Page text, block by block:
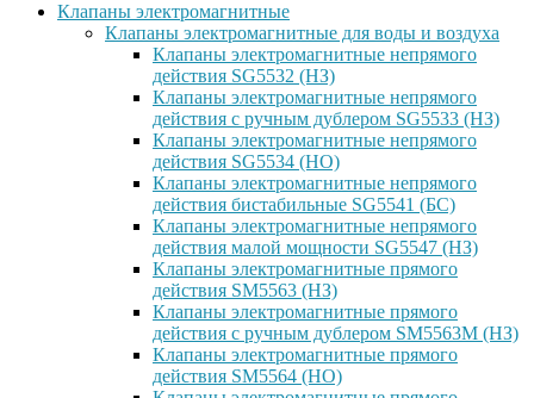
Клапаны электромагнитные
Клапаны электромагнитные для воды и воздуха
Клапаны электромагнитные непрямого
действия SG5532 (НЗ)
Клапаны электромагнитные непрямого
действия с ручным дублером SG5533 (НЗ)
Клапаны электромагнитные непрямого
действия SG5534 (НО)
Клапаны электромагнитные непрямого
действия бистабильные SG5541 (БС)
Клапаны электромагнитные непрямого
действия малой мощности SG5547 (НЗ)
Клапаны электромагнитные прямого
действия SM5563 (НЗ)
Клапаны электромагнитные прямого
действия с ручным дублером SM5563M (НЗ)
Клапаны электромагнитные прямого
действия SM5564 (НО)